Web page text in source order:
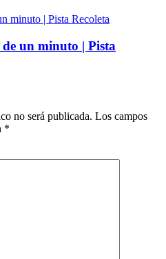
un minuto | Pista
no será publicada. Los campos
*